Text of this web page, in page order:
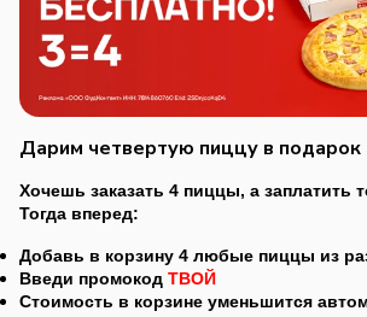
Дарим четвертую пиццу в подарок
Хочешь заказать 4 пиццы, а заплатить
Тогда вперед:
Добавь в корзину 4 любые пиццы из
Введи промокод ТВОЙ
Стоимость в корзине уменьшится